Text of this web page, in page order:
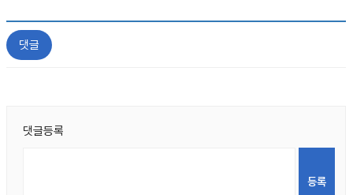
댓글
댓글등록